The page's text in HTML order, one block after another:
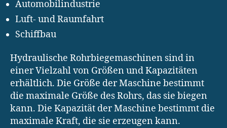
Automobilindustrie
Luft- und Raumfahrt
Schiffbau
Hydraulische Rohrbiegemaschinen sind in
einer Vielzahl von Größen und Kapazitäten
erhältlich. Die Größe der Maschine bestimmt
die maximale Größe des Rohrs, das sie biegen
kann. Die Kapazität der Maschine bestimmt die
maximale Kraft, die sie erzeugen kann.